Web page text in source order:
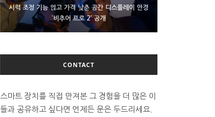
시력 조정 기능 얹고 가격 낮춘 공간 디스플레이 안경
‘비추어 프로 2’ 공개
D램 부족에 10억달러어치 아이폰18 프로세서 패키징
대기 중
300~400달러 반지형 스피커 준비하는 오픈AI
CONTACT
스마트 장치를 직접 만져본 그 경험을 더 많은 이
들과 공유하고 싶다면 언제든 문은 두드리세요.